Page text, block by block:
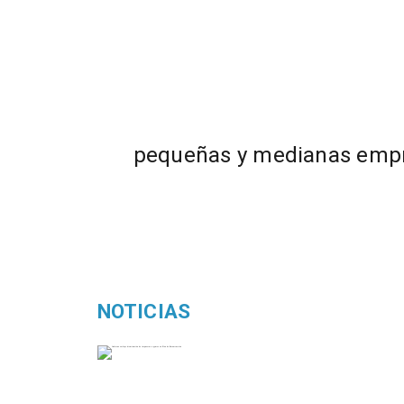
pequeñas y medianas
NOTICIAS